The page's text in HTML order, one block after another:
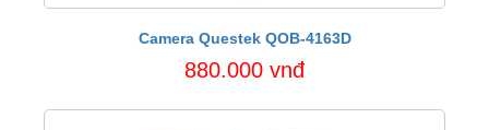
Camera Questek QOB-4163D
880.000 vnđ